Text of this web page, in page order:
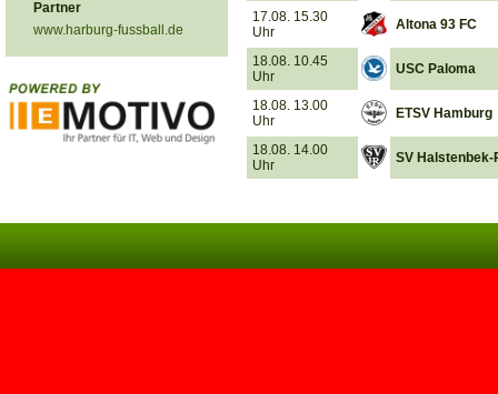
Partner
www.harburg-fussball.de
17.08. 15.30
Uhr
Altona 93 FC
18.08. 10.45
Uhr
USC Paloma
18.08. 13.00
Uhr
ETSV Hamburg
18.08. 14.00
Uhr
SV Halstenbek-